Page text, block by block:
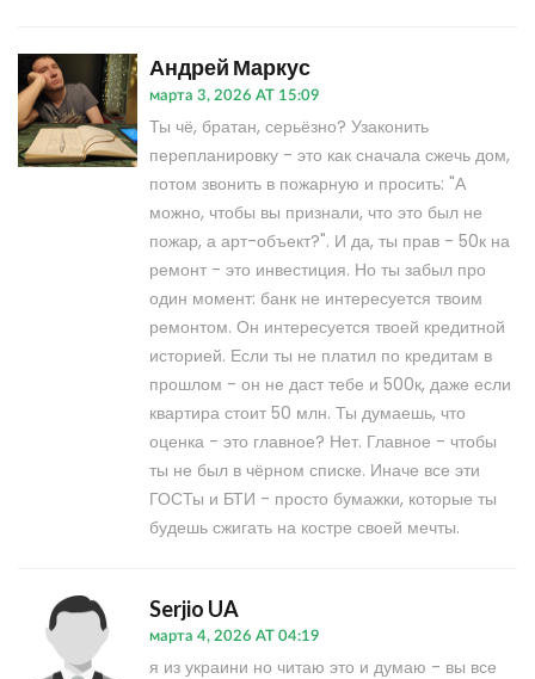
Андрей Маркус
марта 3, 2026 AT 15:09
Ты чё, братан, серьёзно? Узаконить
перепланировку - это как сначала сжечь дом,
потом звонить в пожарную и просить: "А
можно, чтобы вы признали, что это был не
пожар, а арт-объект?". И да, ты прав - 50к на
ремонт - это инвестиция. Но ты забыл про
один момент: банк не интересуется твоим
ремонтом. Он интересуется твоей кредитной
историей. Если ты не платил по кредитам в
прошлом - он не даст тебе и 500к, даже если
квартира стоит 50 млн. Ты думаешь, что
оценка - это главное? Нет. Главное - чтобы
ты не был в чёрном списке. Иначе все эти
ГОСТы и БТИ - просто бумажки, которые ты
будешь сжигать на костре своей мечты.
Serjio UA
марта 4, 2026 AT 04:19
я из украини но читаю это и думаю - вы все